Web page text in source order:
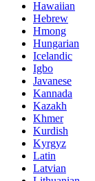
Hawaiian
Hebrew
Hmong
Hungarian
Icelandic
Igbo
Javanese
Kannada
Kazakh
Khmer
Kurdish
Kyrgyz
Latin
Latvian